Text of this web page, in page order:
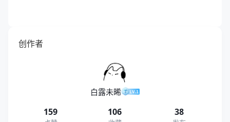
创作者
白露未晞
159 106 38